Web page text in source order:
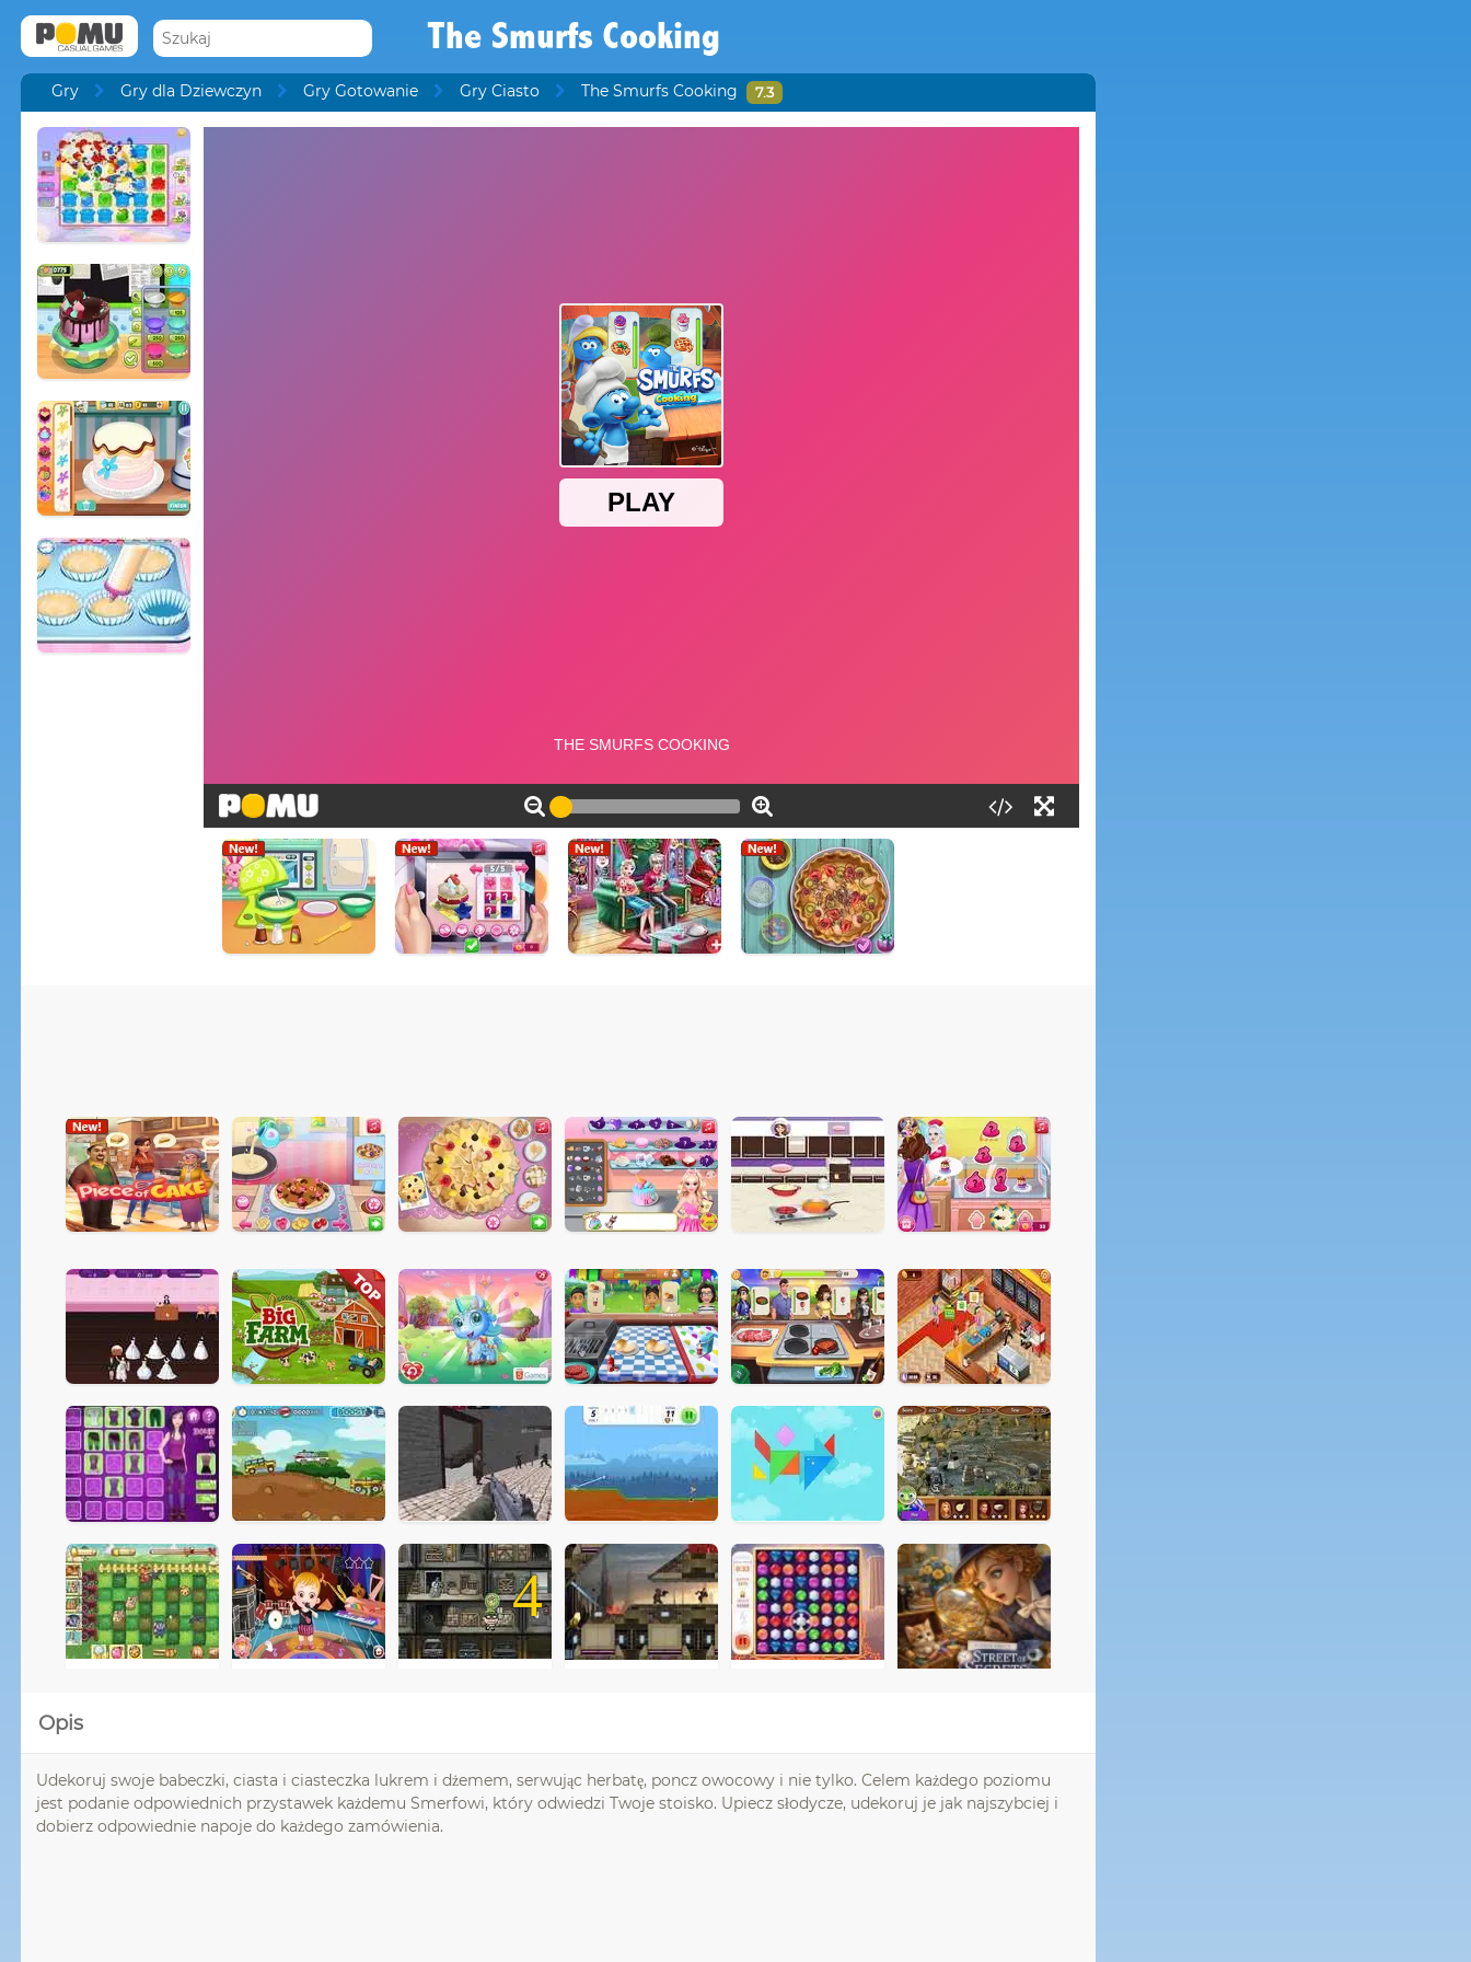
The Smurfs Cooking
Gry Gry dla Dziewczyn Gry Gotowanie Gry Ciasto The Smurfs Cooking 7.3
4
Opis
Udekoruj swoje babeczki, ciasta i ciasteczka lukrem i dżemem, serwując herbatę, poncz owocowy i nie tylko. Celem każdego poziomu
jest podanie odpowiednich przystawek każdemu Smerfowi, który odwiedzi Twoje stoisko. Upiecz słodycze, udekoruj je jak najszybciej i
dobierz odpowiednie napoje do każdego zamówienia.